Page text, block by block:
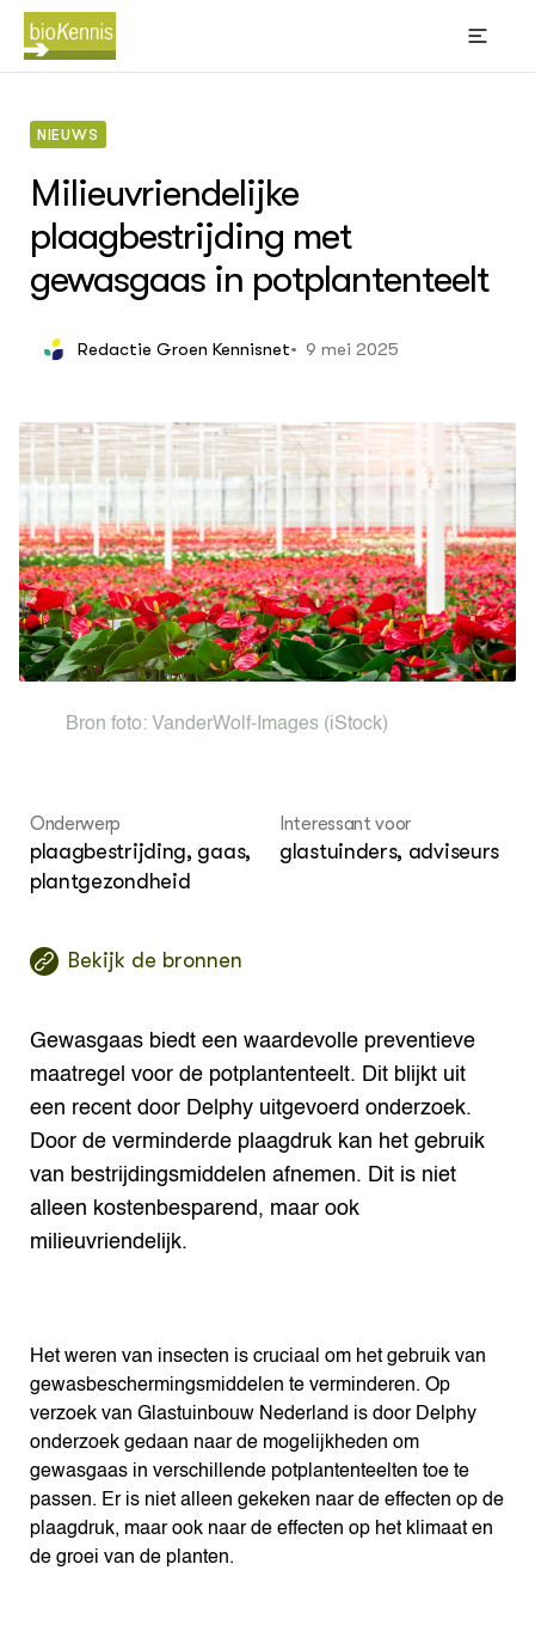
BIOKENNIS
Thema's
Leren
Nieuws
Dossiers
Agenda
OVER
Over ons
NIEUWS
Milieuvriendelijke
plaagbestrijding met
gewasgaas in potplantenteelt
Redactie Groen Kennisnet 9 mei 2025
Bron foto: VanderWolf-Images(iStock)
Onderwerp
plaagbestrijding, gaas,
plantgezondheid
Interessant voor
glastuinders, adviseurs
Bekijk de bronnen
Gewasgaas biedt een waardevolle preventieve
maatregel voor de potplantenteelt. Dit blijkt uit
een recent door Delphy uitgevoerd onderzoek.
Door de verminderde plaagdruk kan het gebruik
van bestrijdingsmiddelen afnemen. Dit is niet
alleen kostenbesparend, maar ook
milieuvriendelijk.
Het weren van insecten is cruciaal om het gebruik van
gewasbeschermingsmiddelen te verminderen. Op
verzoek van Glastuinbouw Nederland is door Delphy
onderzoek gedaan naar de mogelijkheden om
gewasgaas in verschillende potplantenteelten toe te
passen. Er is niet alleen gekeken naar de effecten op de
plaagdruk, maar ook naar de effecten op het klimaat en
de groei van de planten.